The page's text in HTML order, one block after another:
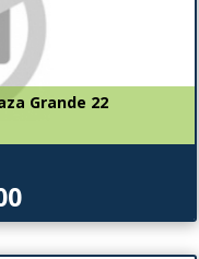
Grande 22